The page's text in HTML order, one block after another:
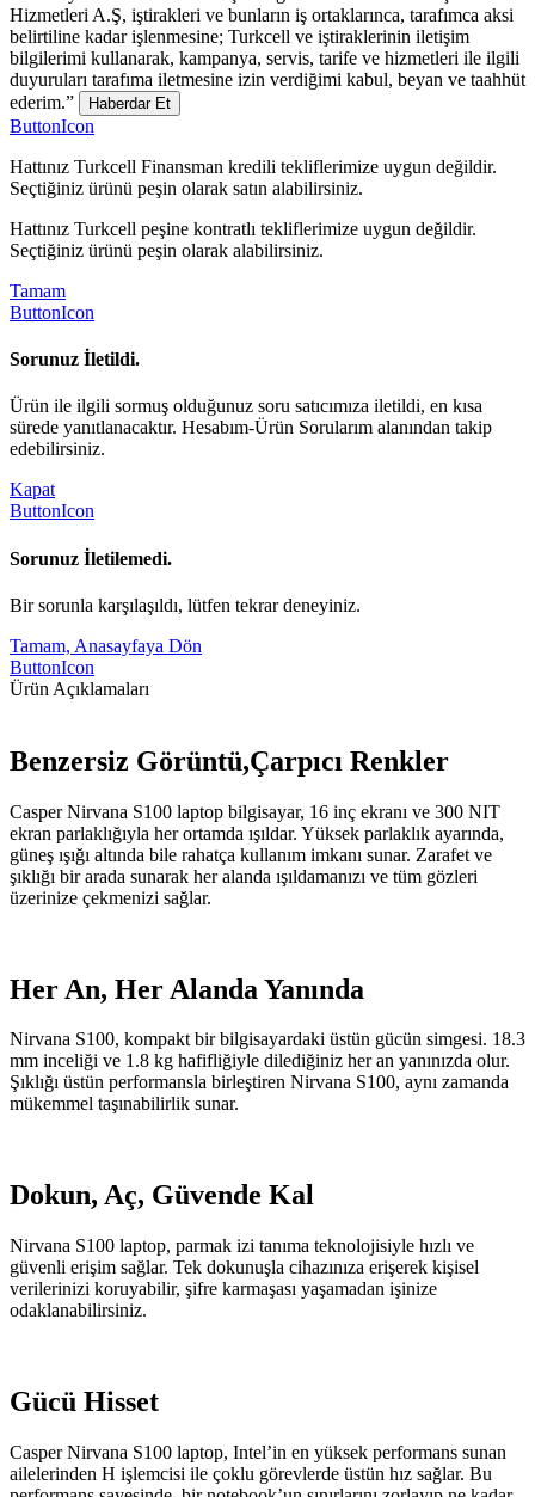
Hizmetleri A.Ş, iştirakleri ve bunların iş ortaklarınca, tarafımca aksi
belirtiline kadar işlenmesine; Turkcell ve iştiraklerinin iletişim
bilgilerimi kullanarak, kampanya, servis, tarife ve hizmetleri ile ilgili
duyuruları tarafıma iletmesine izin verdiğimi kabul, beyan ve taahhüt
ederim.”
Haberdar Et
ButtonIcon
Hattınız Turkcell Finansman kredili tekliflerimize uygun değildir.
Seçtiğiniz ürünü peşin olarak satın alabilirsiniz.
Hattınız Turkcell peşine kontratlı tekliflerimize uygun değildir.
Seçtiğiniz ürünü peşin olarak alabilirsiniz.
Tamam
ButtonIcon
Sorunuz İletildi.
Ürün ile ilgili sormuş olduğunuz soru satıcımıza iletildi, en kısa
sürede yanıtlanacaktır. Hesabım-Ürün Sorularım alanından takip
edebilirsiniz.
Kapat
ButtonIcon
Sorunuz İletilemedi.
Bir sorunla karşılaşıldı, lütfen tekrar deneyiniz.
Tamam, Anasayfaya Dön
ButtonIcon
Ürün Açıklamaları
Benzersiz Görüntü,Çarpıcı Renkler
Casper Nirvana S100 laptop bilgisayar, 16 inç ekranı ve 300 NIT
ekran parlaklığıyla her ortamda ışıldar. Yüksek parlaklık ayarında,
güneş ışığı altında bile rahatça kullanım imkanı sunar. Zarafet ve
şıklığı bir arada sunarak her alanda ışıldamanızı ve tüm gözleri
üzerinize çekmenizi sağlar.
Her An, Her Alanda Yanında
Nirvana S100, kompakt bir bilgisayardaki üstün gücün simgesi. 18.3
mm inceliği ve 1.8 kg hafifliğiyle dilediğiniz her an yanınızda olur.
Şıklığı üstün performansla birleştiren Nirvana S100, aynı zamanda
mükemmel taşınabilirlik sunar.
Dokun, Aç, Güvende Kal
Nirvana S100 laptop, parmak izi tanıma teknolojisiyle hızlı ve
güvenli erişim sağlar. Tek dokunuşla cihazınıza erişerek kişisel
verilerinizi koruyabilir, şifre karmaşası yaşamadan işinize
odaklanabilirsiniz.
Gücü Hisset
Casper Nirvana S100 laptop, Intel’in en yüksek performans sunan
ailelerinden H işlemcisi ile çoklu görevlerde üstün hız sağlar. Bu